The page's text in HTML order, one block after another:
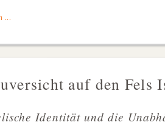
...
auf den Fels
Identität und die